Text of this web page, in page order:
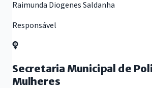
Raimunda Diogenes Saldanha
Responsável
Secretaria Municipal de
Mulheres